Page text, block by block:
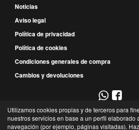
Noticias
Aviso legal
Política de privacidad
Política de cookies
Condiciones generales de compra
Cambios y devoluciones
967 52 29 00
P.E. Campollano - Avda. 4ª, 9 - Nave 3B - 02007 -
Utilizamos cookies propias y de terceros para
nuestros servicios en base a un perfil elaborado
navegación (por ejemplo, páginas visitadas).